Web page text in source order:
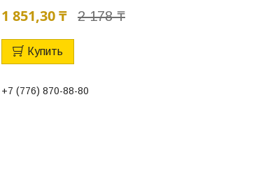
2 178 ₸
1 851,30 ₸
Купить
+7 (776) 870-88-80